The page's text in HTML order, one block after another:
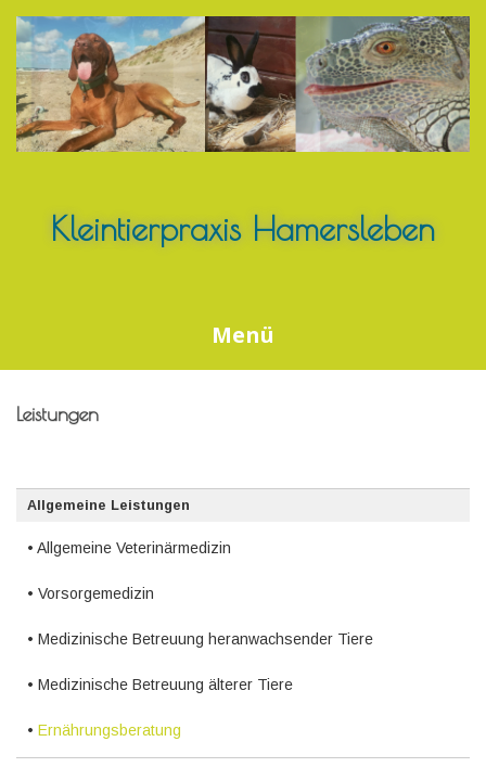
zum
Inhalt
Kleintierpraxis Hamersleben
Menü
Leistungen
Allgemeine Leistungen
• Allgemeine Veterinärmedizin
• Vorsorgemedizin
• Medizinische Betreuung heranwachsender Tiere
• Medizinische Betreuung älterer Tiere
• Ernährungsberatung